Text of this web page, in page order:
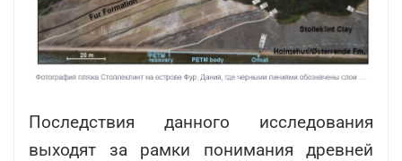
Последствия данного исследования
выходят за рамки понимания древней